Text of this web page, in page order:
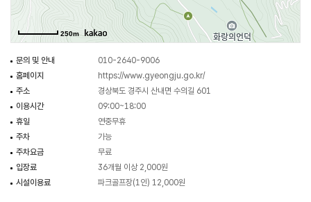
◎ 한류의 매력을 만나는 여행 정보 - 드라마 <나쁜엄마>
강호와 동네 꼬마들이 뛰어놀던 초원은 SNS에서 인생 샷 명소로 꼽힌다.
명상바위라 불리는 절벽 끝 바위에 오르면 발밑으로 아담한 마을과 다랑논이
만끽할 수 있다. 산책과 피크닉은 가능하지만, 캠핑 및 차 박은 불가하다.
250m
문의 및 안내
010-2640-9006
홈페이지
https://www.gyeongju.go.kr/
주소
경상북도 경주시 산내면 수의길 601
이용시간
09:00~18:00
휴일
연중무휴
주차
가능
주차요금
무료
입장료
36개월 이상 2,000원
시설이용료
파크골프장(1인) 12,000원